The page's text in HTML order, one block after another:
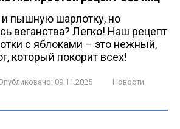
и пышную шарлотку, но
веганства? Легко! Наш рецепт
с яблоками – это нежный,
который покорит всех!
09.11.2025
Новости